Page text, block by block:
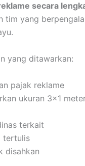
secara
tim yang
yang ditawarkan:
pajak reklame
ukuran 3×1
terkait
tertulis
disahkan